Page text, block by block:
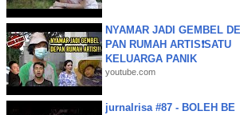
NYAMAR JADI GEMBEL DE
PAN RUMAH ARTIS❗SATU
KELUARGA PANIK
youtube.com
jurnalrisa #87 - BOLEH BE